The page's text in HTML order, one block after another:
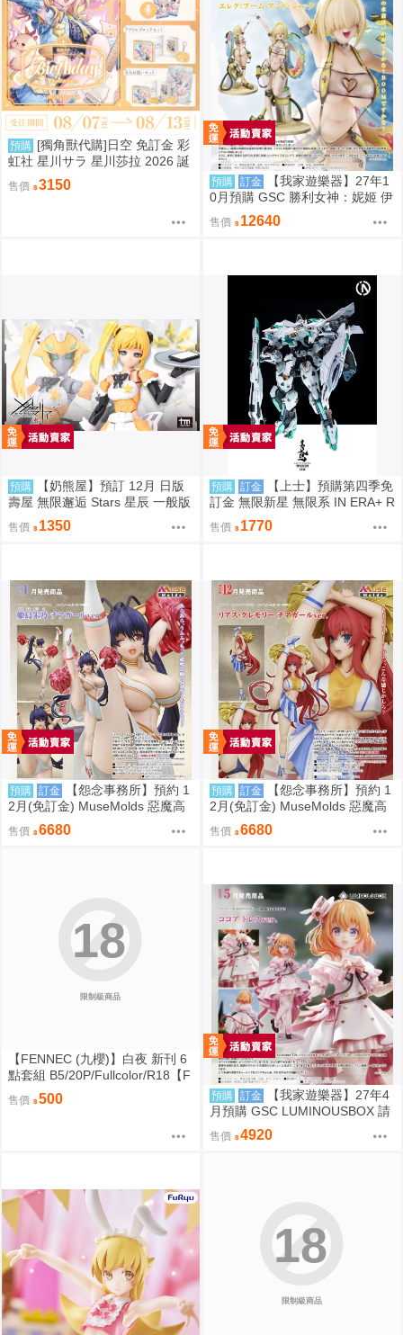
預購 [獨角獸代購]日空 免訂金 彩
虹社 星川サラ 星川莎拉 2026 誕
生日記念 套組 にじさんじ 預購
售價 3150 預購 訂金
【我家遊樂器】27年1
0月預購 GSC 勝利女神：妮姬 伊
萊格：BOOM與驚嚇 1/4完成品
售價 12640
預購
【奶熊屋】預訂 12月 日版
壽屋 無限邂逅 Stars 星辰 一般版
組裝模型 0816
售價 1350
預購 訂金
【上士】預購第四季免
訂金 無限新星 無限系 IN ERA+ R
MD 青鳶 組裝模型 0812
售價 1770
預購 訂金
【怨念事務所】預約 1
2月(免訂金) MuseMolds 惡魔高
校 姫島朱乃 啦啦隊Ver 1/6 0906
售價 6680
預購 訂金
【怨念事務所】預約 1
2月(免訂金) MuseMolds 惡魔高
校 莉雅絲 啦啦隊Ver 1/6 0906
售價 6680
限制級商品
18
【FENNEC (九櫻)】白夜 新刊 6
點套組 B5/20P/Fullcolor/R18【F
F47場前預購】{宅即門}
售價 500 預購 訂金
【我家遊樂器】27年4
月預購 GSC LUMINOUSBOX 請
問您今天要來點兔子嗎 心愛 禮服
Ver. 1/7完成品
售價 4920
限制級商品
18